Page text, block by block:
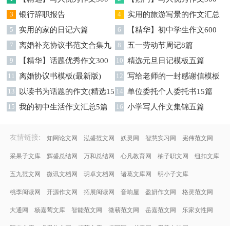
字集锦八篇
字汇总8篇
3 银行辞职报告 4
实用的旅游写景的作文汇总
九篇
5 实用的家的日记六篇 6
【精华】初中学生作文600
字集合十篇
7
离婚补充协议书范文合集九
篇
8 五一劳动节周记8篇
9
【精华】话题优秀作文300
字集合9篇
10 精选元旦日记模板五篇
11 离婚协议书模板(最新版) 12 写给老师的一封感谢信模板
汇编9篇
13
以读书为话题的作文(精选15
篇)
14 单位委托个人委托书15篇
15 我的初中生活作文汇总5篇 16 小学写人作文集锦五篇
友情链接: 知网论文网 泓盛范文网 妖灵网 智慧实习网 宪伟范文网
采果子文库 辉盛总结网 万和总结网 心凡教育网 柚子职文网 纽扣文库
五九范文网 微讯文档网 玥卓文档网 诸葛文库网 明小子文库
桃李阅读网 开源作文网 拓展阅读网 音响屋 盈妍作文网 格灵范文网
大通网 杨嘉莺文库 智能范文网 微蕲范文网 岳嘉范文网 乐家女性网